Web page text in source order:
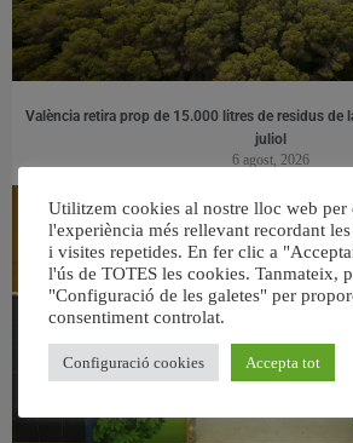
València retira prop de 15.000 litres de residus de
juliol
6 agost, 2026
Utilitzem cookies al nostre lloc web per
l'experiència més rellevant recordant
i visites repetides. En fer clic a
l'ús de TOTES les cookies. Tanmateix,
"Configuració de les galetes" per
consentiment controlat.
Configuració cookies Accepta tot